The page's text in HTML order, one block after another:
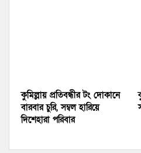
কুমিল্লায় প্রতিবন্ধীর টং দোকানে
বারবার চুরি, সম্বল হারিয়ে
দিশেহারা পরিবার